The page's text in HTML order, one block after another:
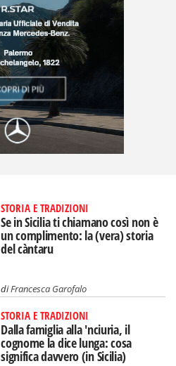
STORIA E TRADIZIONI
Se in Sicilia ti chiamano così non è
un complimento: la (vera) storia
del càntaru
diFrancesca Garofalo
STORIA E TRADIZIONI
Dalla famiglia alla 'nciuria, il
cognome la dice lunga: cosa
significa davvero (in Sicilia)